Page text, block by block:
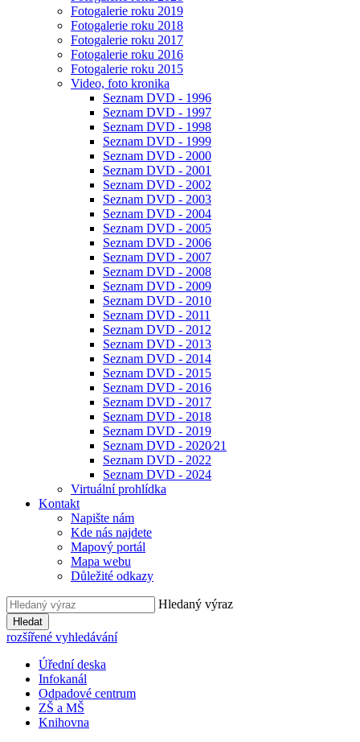
Fotogalerie roku 2019
Fotogalerie roku 2018
Fotogalerie roku 2017
Fotogalerie roku 2016
Fotogalerie roku 2015
Video, foto kronika
Seznam DVD - 1996
Seznam DVD - 1997
Seznam DVD - 1998
Seznam DVD - 1999
Seznam DVD - 2000
Seznam DVD - 2001
Seznam DVD - 2002
Seznam DVD - 2003
Seznam DVD - 2004
Seznam DVD - 2005
Seznam DVD - 2006
Seznam DVD - 2007
Seznam DVD - 2008
Seznam DVD - 2009
Seznam DVD - 2010
Seznam DVD - 2011
Seznam DVD - 2012
Seznam DVD - 2013
Seznam DVD - 2014
Seznam DVD - 2015
Seznam DVD - 2016
Seznam DVD - 2017
Seznam DVD - 2018
Seznam DVD - 2019
Seznam DVD - 2020⁄21
Seznam DVD - 2022
Seznam DVD - 2024
Virtuální prohlídka
Kontakt
Napište nám
Kde nás najdete
Mapový portál
Mapa webu
Důležité odkazy
Hledaný výraz
Hledat
rozšířené vyhledávání
Úřední deska
Infokanál
Odpadové centrum
ZŠ a MŠ
Knihovna